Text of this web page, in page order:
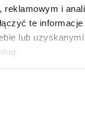
reklamowym i
te
lub
Virtum 160
- 08